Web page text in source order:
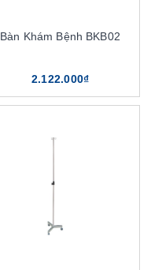
Bàn Khám Bệnh BKB02
2.122.000₫